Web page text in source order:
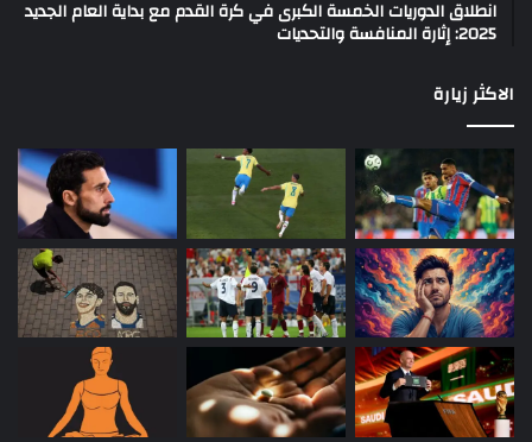
انطلاق الدوريات الخمسة الكبرى في كرة القدم مع بداية العام الجديد
2025: إثارة المنافسة والتحديات
الاكثر زيارة